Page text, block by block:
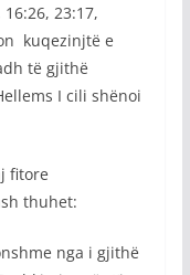
23:17,
kuqezinjtë e
të gjithë
I cili shënoi
fitore
thuhet:
nga i gjithë